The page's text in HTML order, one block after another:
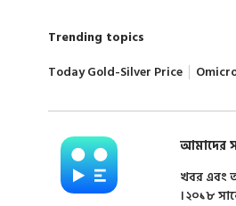
Trending topics
Today Gold-Silver Price
আমাদের
খবর এবং
। ২০১৮